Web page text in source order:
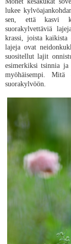
lukee
sen, että kasvi
suorakylvettäviä
krassi, joista
lajeja ovat
suositellut lajit
esimerkiksi tsinnia
myöhäisempi. Mitä
suorakylvöön.